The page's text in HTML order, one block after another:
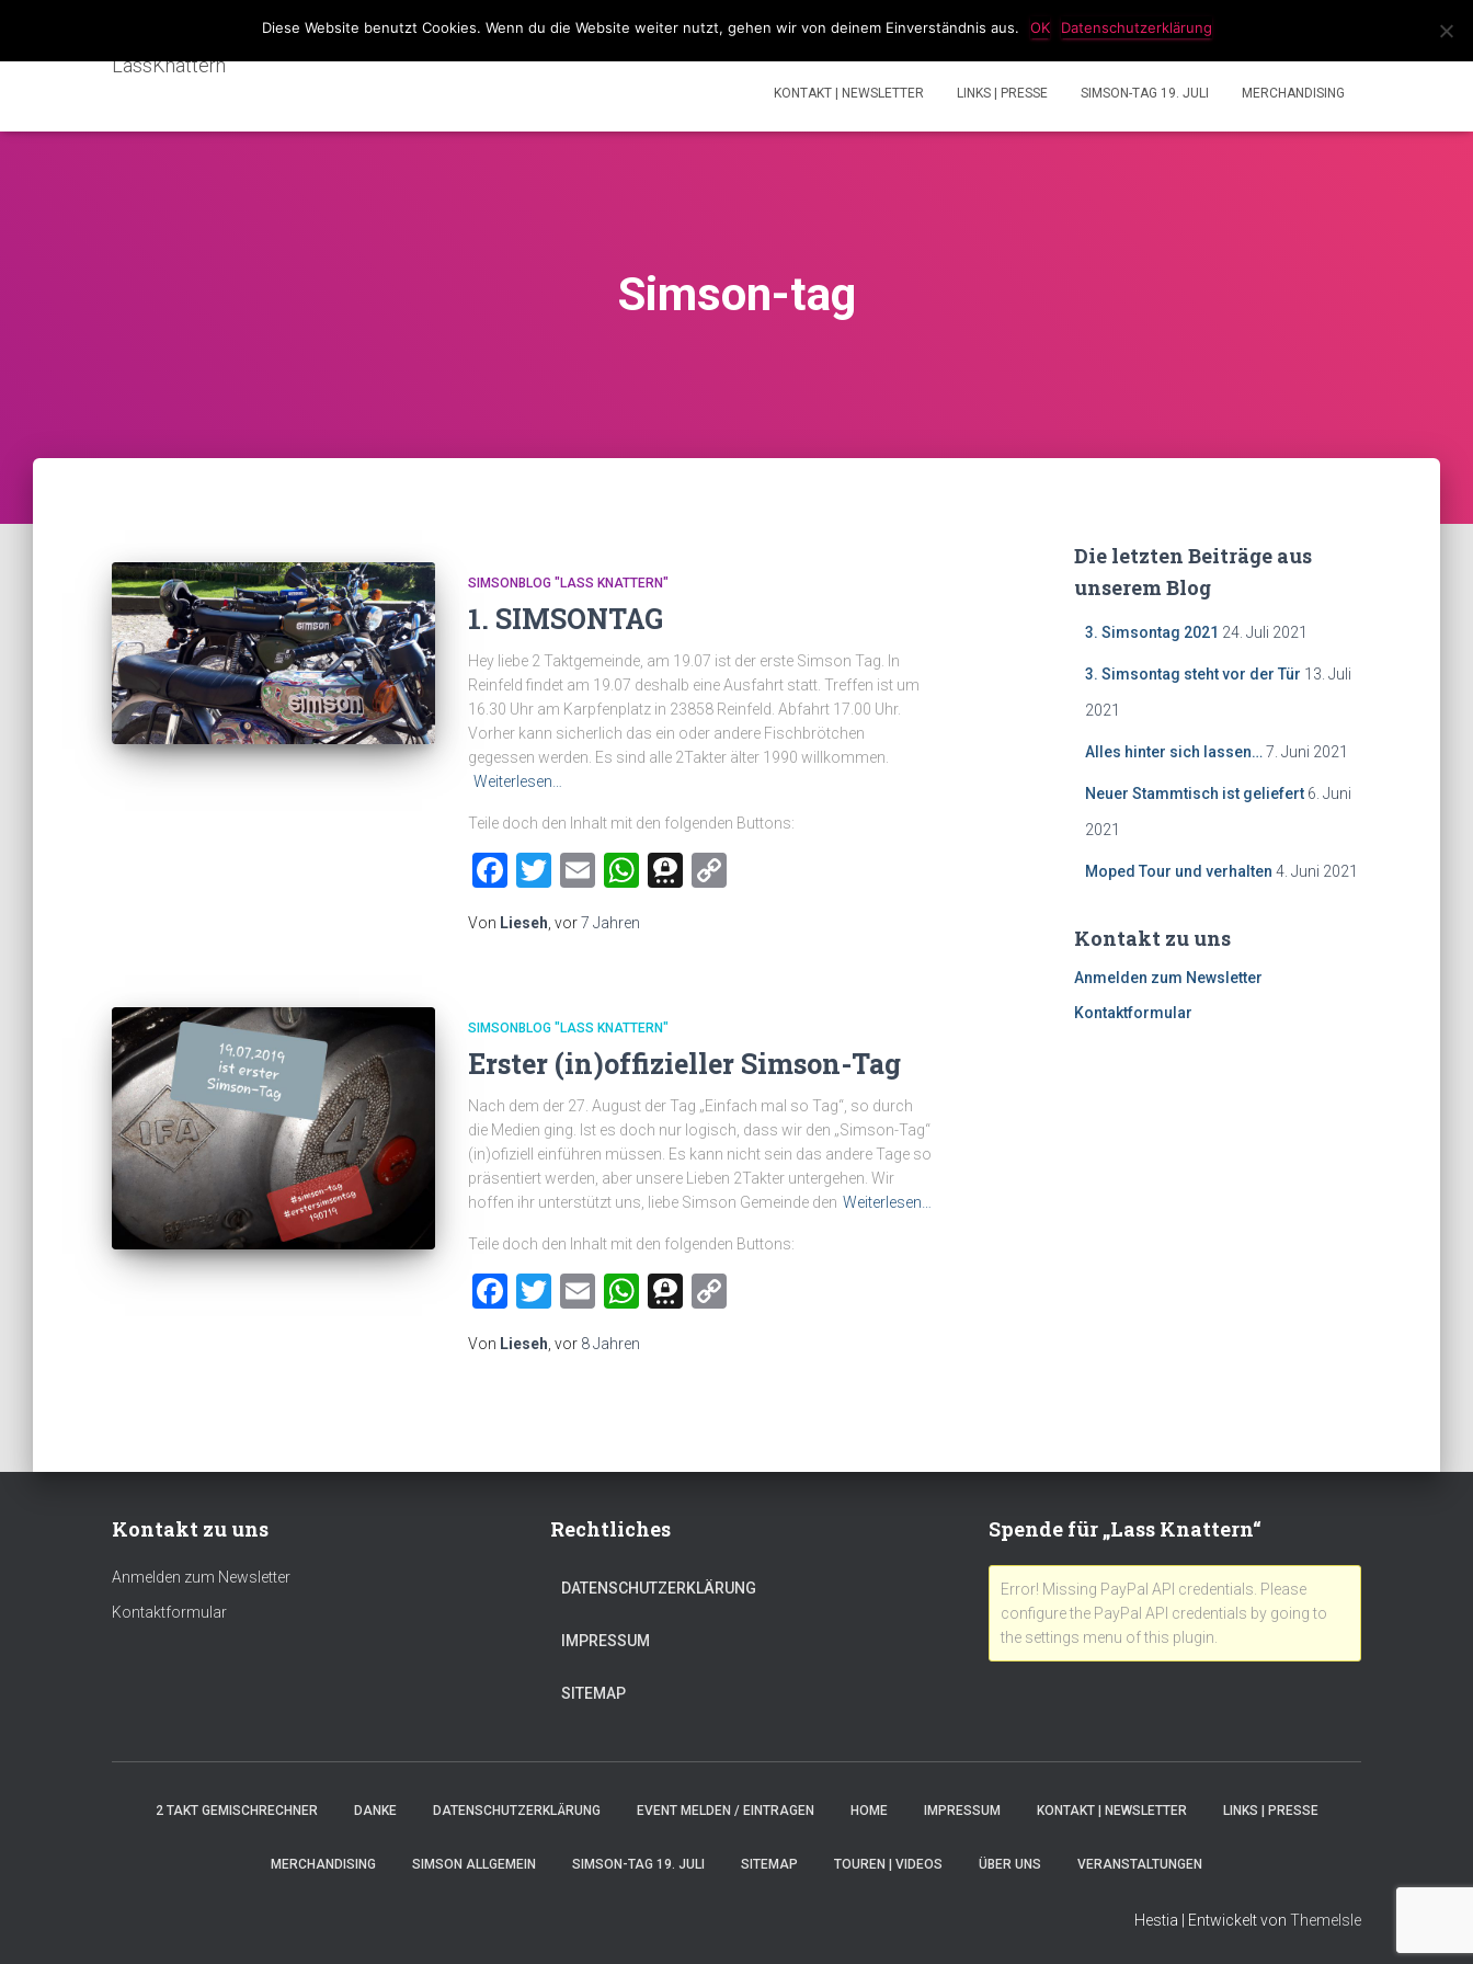
LassKnattern
SIMSONBLOG „LASS KNATTERN“ SIMSON TOUREN | VIDEOS 2 TAKT GEMISCHRECHNER
KONTAKT | NEWSLETTER LINKS | PRESSE SIMSON-TAG 19. JULI MERCHANDISING
Simson-tag
SIMSONBLOG "LASS KNATTERN"
1. SIMSONTAG
Hey liebe 2 Taktgemeinde, am 19.07 ist der erste Simson Tag. In
Reinfeld findet am 19.07 deshalb eine Ausfahrt statt. Treffen ist um
16.30 Uhr am Karpfenplatz in 23858 Reinfeld. Abfahrt 17.00 Uhr.
Vorher kann sicherlich das ein oder andere Fischbrötchen
gegessen werden. Es sind alle 2Takter älter 1990 willkommen.
Weiterlesen…
Teile doch den Inhalt mit den folgenden Buttons:
Facebook
Twitter
EmailWhatsApp
Threema
Von Lieseh , vor7 Jahren
SIMSONBLOG "LASS KNATTERN"
Erster (in)offizieller Simson-Tag
Nach dem der 27. August der Tag „Einfach mal so Tag“, so durch
die Medien ging. Ist es doch nur logisch, dass wir den „Simson-Tag“
(in)ofiziell einführen müssen. Es kann nicht sein das andere Tage so
präsentiert werden, aber unsere Lieben 2Takter untergehen. Wir
hoffen ihr unterstützt uns, liebe Simson Gemeinde den Weiterlesen…
Teile doch den Inhalt mit den folgenden Buttons:
Facebook
Twitter
EmailWhatsApp
Threema
Von Lieseh , vor 8 Jahren
Die letzten Beiträge aus
unserem Blog
3. Simsontag 2021 24. Juli 2021
3. Simsontag steht vor der Tür 13. Juli
2021
Alles hinter sich lassen… 7. Juni 2021
Neuer Stammtisch ist geliefert 6. Juni
2021
Moped Tour und verhalten 4. Juni 2021
Kontakt zu uns
Anmelden zum Newsletter
Kontaktformular
Kontakt zu uns
Anmelden zum Newsletter
Kontaktformular
Rechtliches
DATENSCHUTZERKLÄRUNG
IMPRESSUM
SITEMAP
Spende für „Lass Knattern“
Error! Missing PayPal API credentials. Please
configure the PayPal API credentials by going to
the settings menu of this plugin.
2 TAKT GEMISCHRECHNER DANKE DATENSCHUTZERKLÄRUNG EVENT MELDEN / EINTRAGEN HOME IMPRESSUM KONTAKT | NEWSLETTER LINKS | PRESSE
MERCHANDISING SIMSON ALLGEMEIN SIMSON-TAG 19. JULI SITEMAP TOUREN | VIDEOS ÜBER UNS VERANSTALTUNGEN
Hestia | Entwickelt von ThemeIsle
Diese Website benutzt Cookies. Wenn du die Website weiter nutzt, gehen wir von deinem Einverständnis aus. OK Datenschutzerklärung